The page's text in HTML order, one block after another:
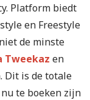
Platform biedt
en Freestyle
de minste
Tweekaz en
Dit is de totale
te boeken zijn